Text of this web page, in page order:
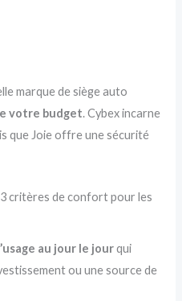
marque de siège auto
votre budget. Cybex incarne
que Joie offre une sécurité
critères de confort pour les
au jour le jourqui
ou une source de